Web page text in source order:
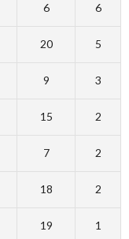
6 6
20 5
9 3
15 2
7 2
18 2
19 1